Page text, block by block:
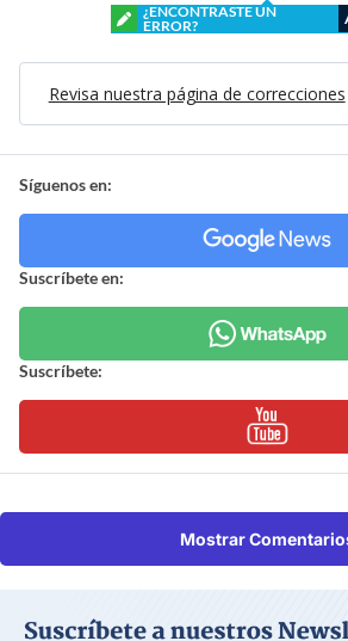
¿ENCONTRASTE UN
ERROR?
Revisa nuestra página de correcciones
Síguenos en:
Suscríbete en:
Suscríbete:
Mostrar